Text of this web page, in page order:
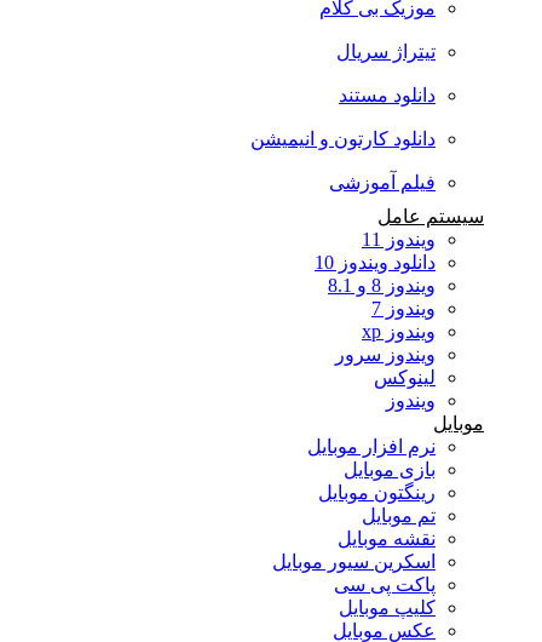
موزیک بی کلام
تیتراژ سریال
دانلود مستند
دانلود کارتون و انیمیشن
فیلم آموزشی
سیستم عامل
ویندوز 11
دانلود ویندوز 10
ویندوز 8 و 8.1
ویندوز 7
ویندوز xp
ویندوز سرور
لینوکس
ویندوز
موبایل
نرم افزار موبایل
بازی موبایل
رینگتون موبایل
تم موبایل
نقشه موبایل
اسکرین سیور موبایل
پاکت پی سی
کلیپ موبایل
عکس موبایل